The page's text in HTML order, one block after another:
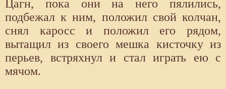
Цагн, пока они на него пялились,
подбежал к ним, положил свой колчан,
снял каросс и положил его рядом,
вытащил из своего мешка кисточку из
перьев, встряхнул и стал играть ею с
мячом.